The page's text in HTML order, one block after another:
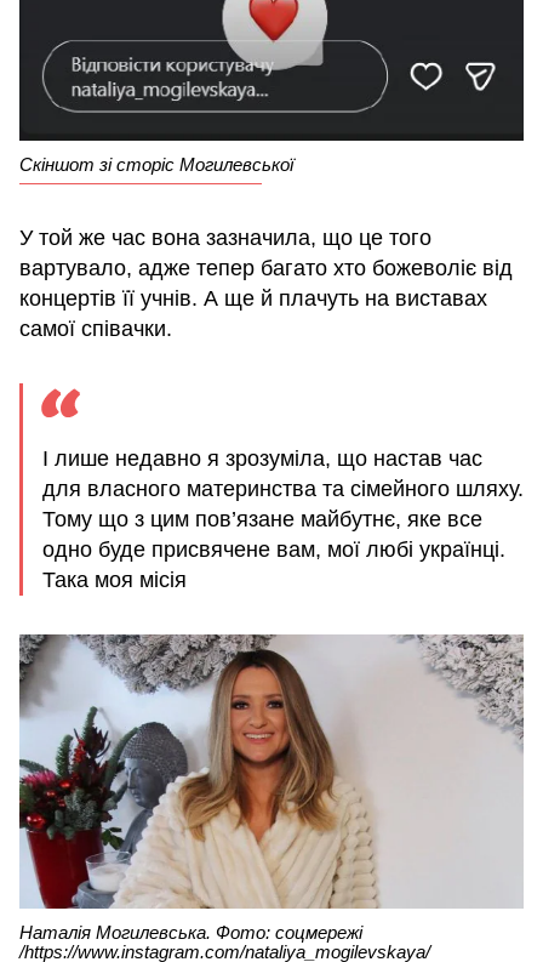
Скіншот зі сторіс Могилевської
У той же час вона зазначила, що це того
вартувало, адже тепер багато хто божеволіє від
концертів її учнів. А ще й плачуть на виставах
самої співачки.
І лише недавно я зрозуміла, що настав час
для власного материнства та сімейного шляху.
Тому що з цим пов’язане майбутнє, яке все
одно буде присвячене вам, мої любі українці.
Така моя місія
Наталія Могилевська. Фото: соцмережі
/https://www.instagram.com/nataliya_mogilevskaya/